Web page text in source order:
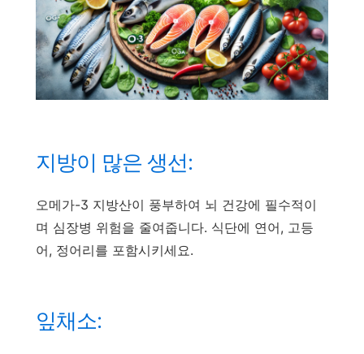
지방이 많은 생선:
오메가-3 지방산이 풍부하여 뇌 건강에 필수적이
며 심장병 위험을 줄여줍니다. 식단에 연어, 고등
어, 정어리를 포함시키세요.
잎채소: